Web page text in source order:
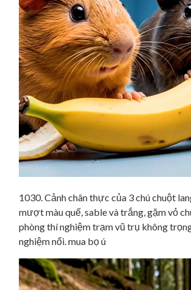
1030. Cảnh chân thực của 3 chú chuột
mượt màu quế, sable và trắng, gặm vỏ
phòng thí nghiệm trạm vũ trụ không
nghiệm nổi. mua bọ ú